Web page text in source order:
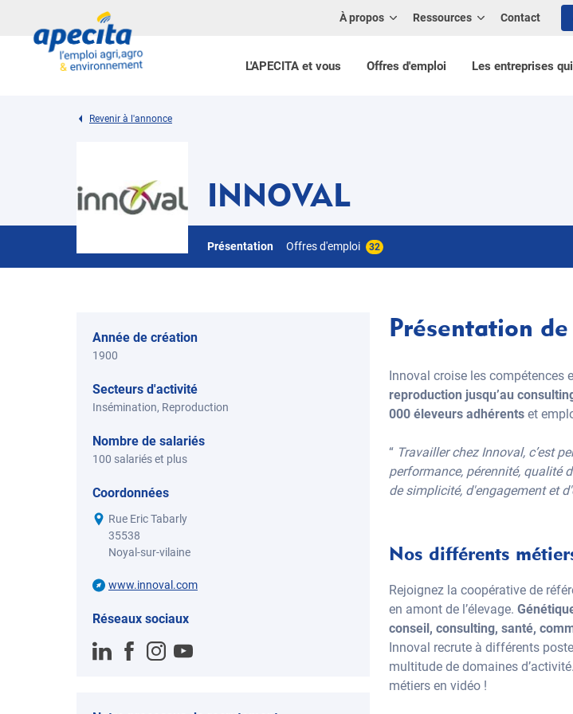
L'APECITA et vous Offres d'emploi Les entreprises
À propos Ressources Contact
Revenir à l'annonce
INNOVAL
Présentation Offres d'emploi 32
Année de création
1900
Secteurs d'activité
Insémination, Reproduction
Nombre de salariés
100 salariés et plus
Coordonnées
Rue Eric Tabarly
35538
Noyal-sur-vilaine
www.innoval.com
Réseaux sociaux
Présentation
Innoval croise les compétences
reproduction jusqu’au
000 éleveurs adhérents et
“ Travailler chez Innoval, c’est
performance, pérennité, qualité
de simplicité, d'engagement et
Nos différents
Rejoignez la coopérative de
en amont de l’élevage.
conseil, consulting, santé,
Innoval recrute à différents
multitude de domaines
métiers en vidéo !